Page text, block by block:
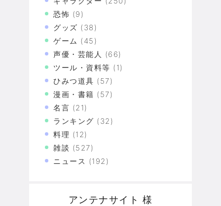
恐怖 (9)
グッズ (38)
ゲーム (45)
声優・芸能人 (66)
ツール・資料等 (1)
ひみつ道具 (57)
漫画・書籍 (57)
名言 (21)
ランキング (32)
料理 (12)
雑談 (527)
ニュース (192)
アンテナサイト 様